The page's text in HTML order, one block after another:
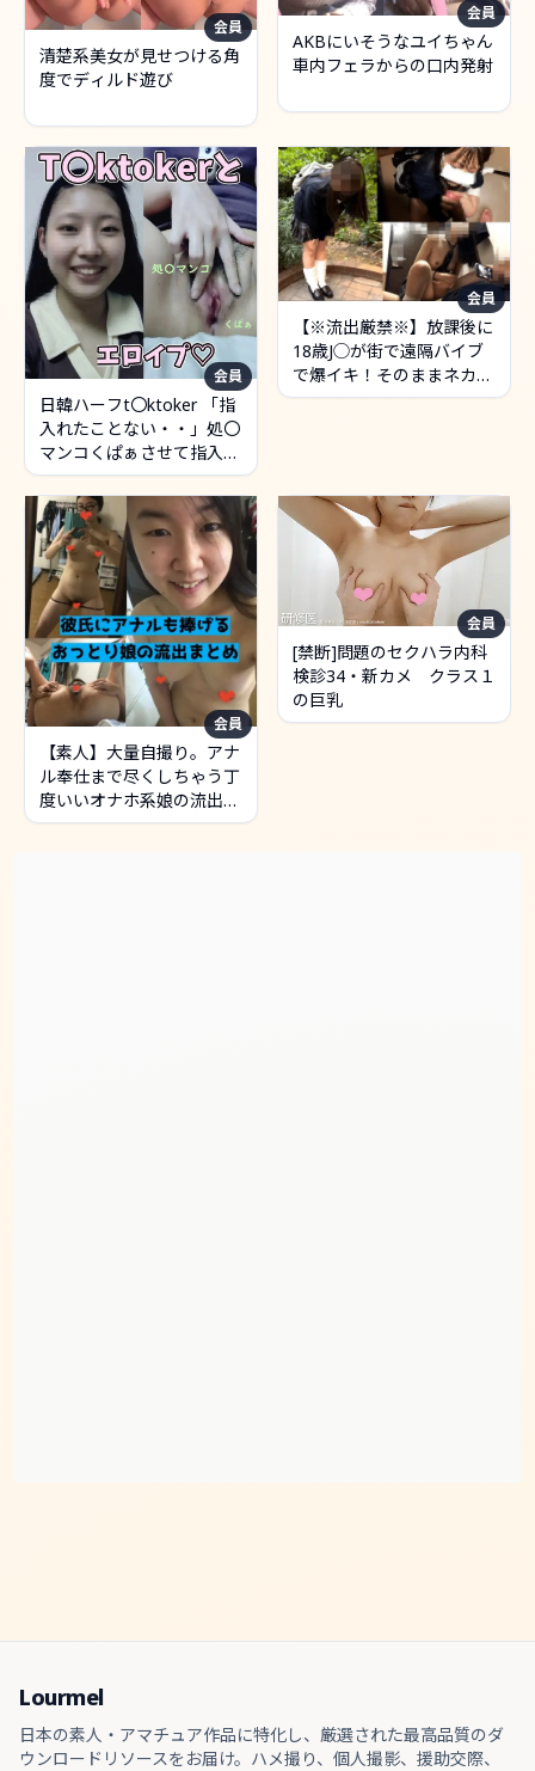
清楚系美女が見せつける角
度でディルド遊び
会員
AKBにいそうなユイちゃん
車内フェラからの口内発射
会員
日韓ハーフt〇ktoker 「指
入れたことない・・」処〇
マンコくぱぁさせて指入れ
させた結果ｗｗ
会員
【※流出厳禁※】放課後に
18歳J◯が街で遠隔バイブ
で爆イキ！そのままネカフ
ェで声を我慢して制服のま
会員
【素人】大量自撮り。アナ
ル奉仕まで尽くしちゃう丁
度いいオナホ系娘の流出
【清楚】
会員
[禁断]問題のセクハラ内科
検診34・新カメ クラス１
の巨乳
会員
Lourmel
日本の素人・アマチュア作品に特化し、厳選された最高品質のダ
ウンロードリソースをお届け。ハメ撮り、個人撮影、援助交際、